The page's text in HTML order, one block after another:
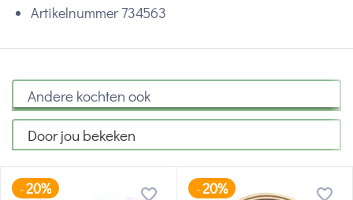
Artikelnummer 734563
Andere kochten ook
Door jou bekeken
-20% -20%